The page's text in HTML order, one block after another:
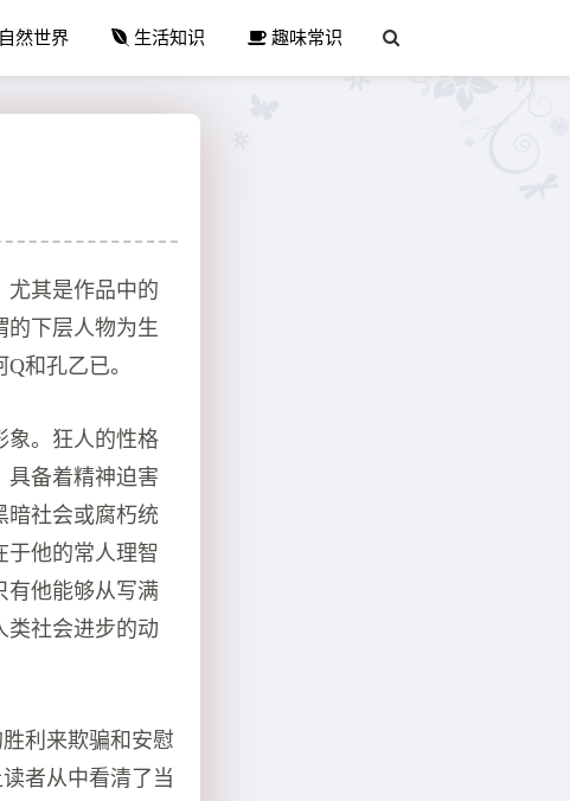
然世界 生活知识 趣味常识
尤其是作品中的
的下层人物为生
和孔乙已。
象。狂人的性格
具备着精神迫害
暗社会或腐朽统
于他的常人理智
有他能够从写满
类社会进步的动
利来欺骗和安慰
者从中看清了当